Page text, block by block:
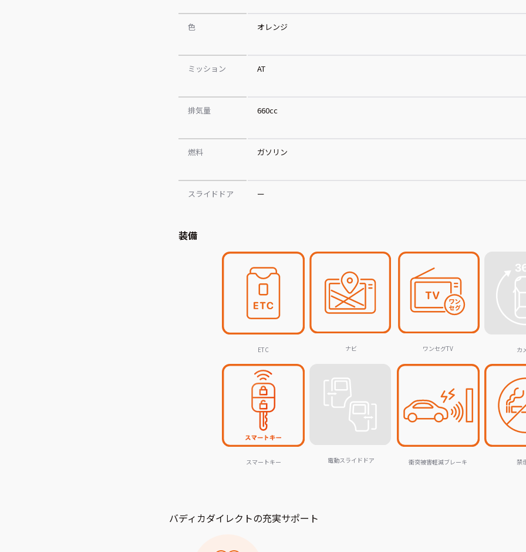
色 オレンジ
ミッション AT
排気量 660cc
燃料 ガソリン
スライドドア ー
装備
ETC ナビ ワンセグTV カ
スマートキー 電動スライドドア 衝突被害軽減ブレーキ 禁
バディカダイレクトの充実サポート